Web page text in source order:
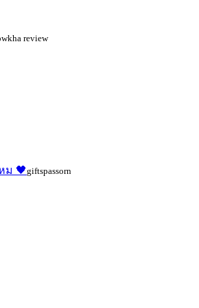
review
ม 🖤giftspassorn